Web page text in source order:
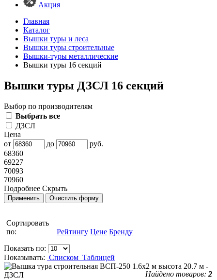
Акция
Главная
Каталог
Вышки туры и леса
Вышки туры строительные
Вышки-туры металлические
Вышки туры 16 секций
Вышки туры ДЗСЛ 16 секций
Выбор по производителям
Выбрать все
ДЗСЛ
Цена
от
до
руб.
68360
69227
70093
70960
Подробнее Скрыть
Сортировать
по:
Рейтингу Цене Бренду
Показать по:
Показывать: Списком Таблицей
Найдено товаров: 2